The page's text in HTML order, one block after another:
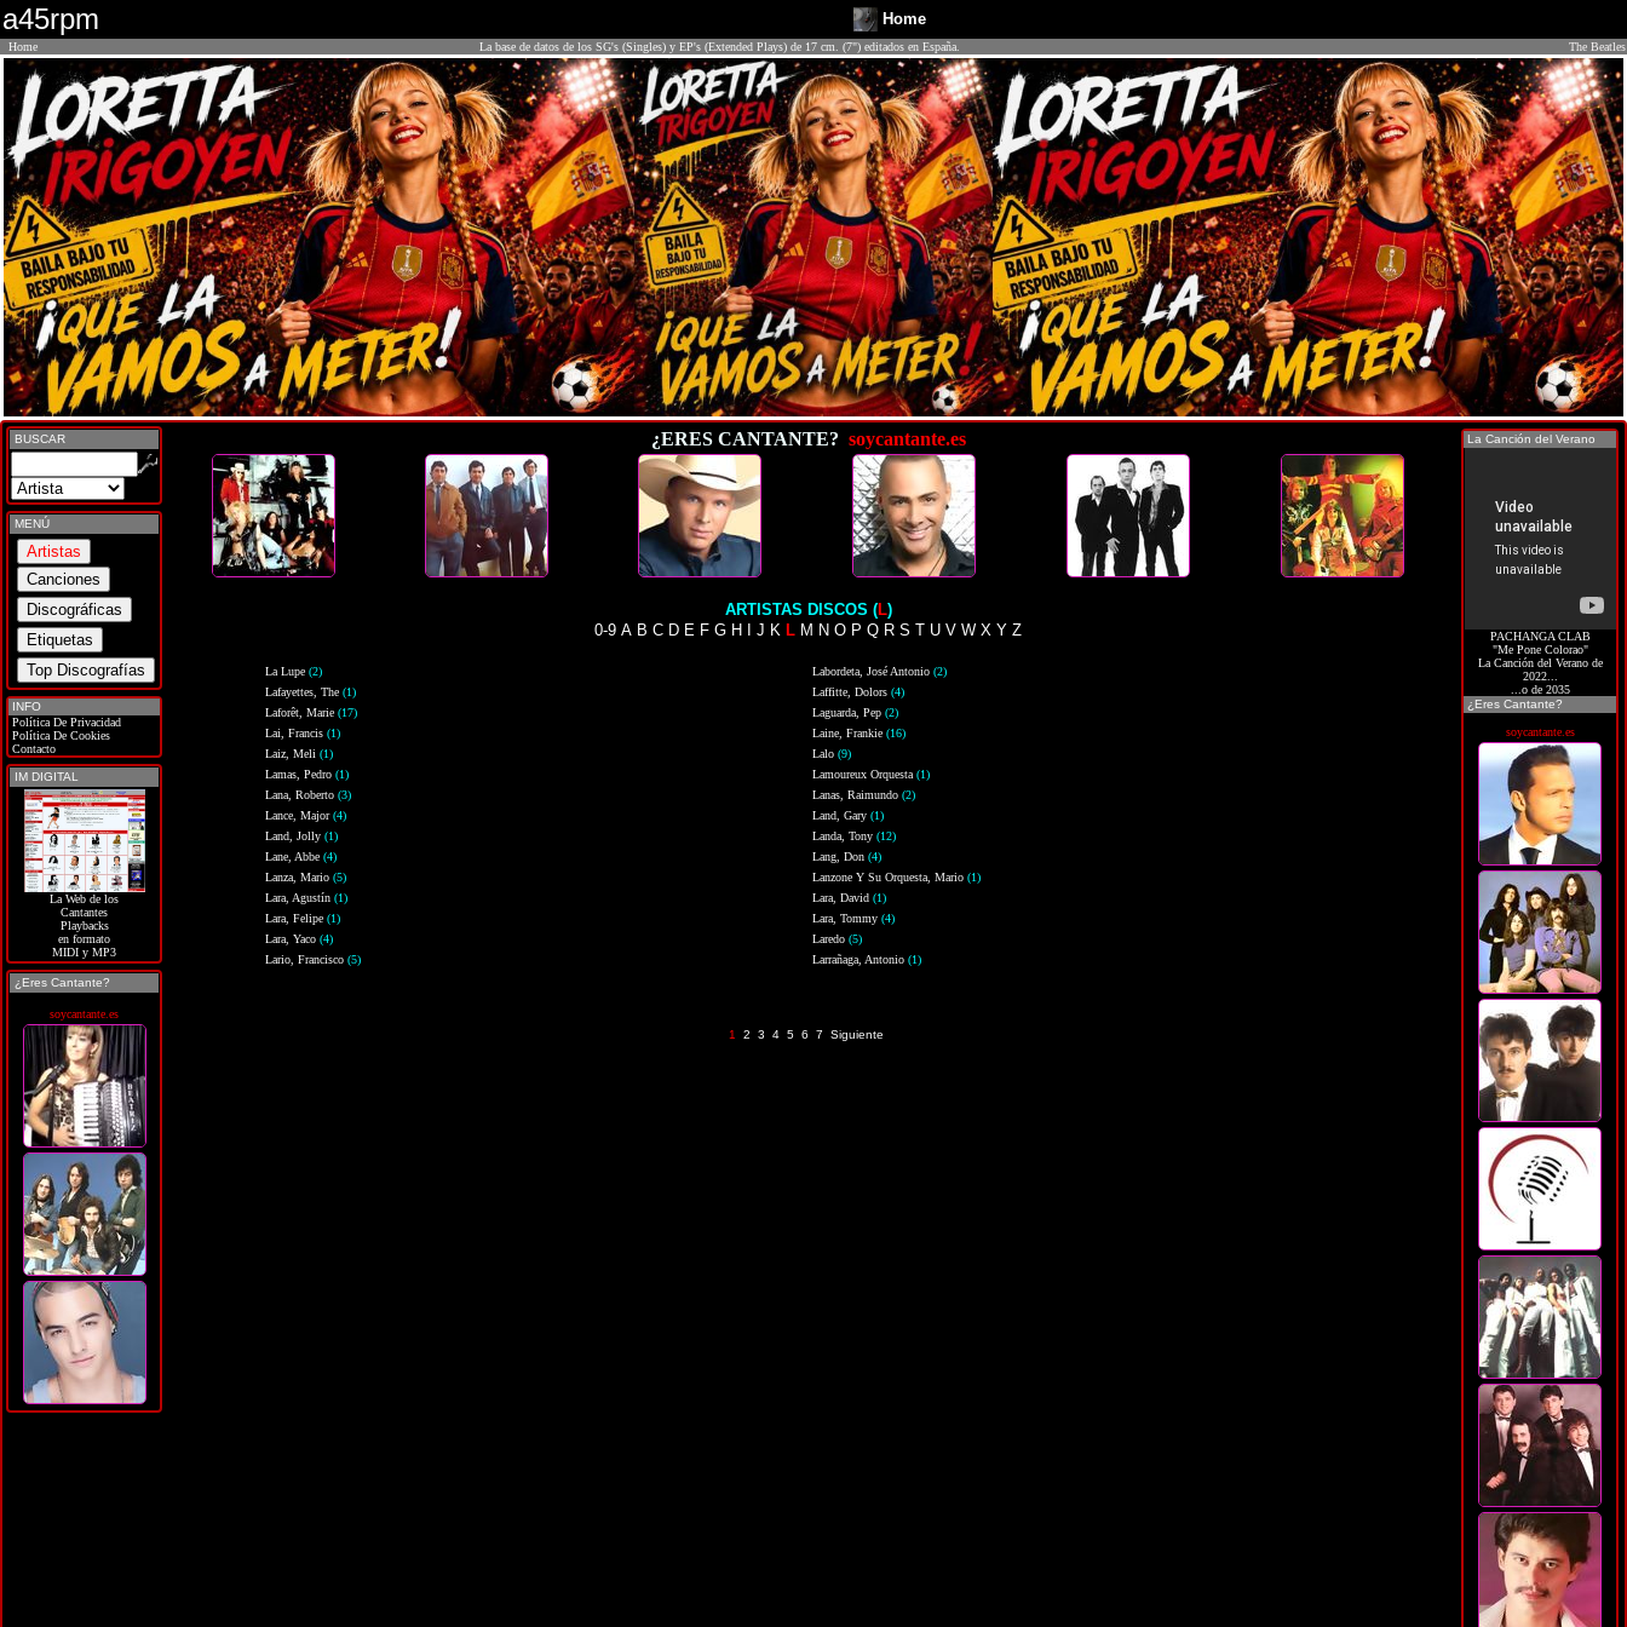
a45rpm Home
Home La base de datos de los SG's (Singles) y EP's (Extended Plays) de 17 cm. (7") editados en España. The Beatles
BUSCAR
MENÚ
INFO
Política De Privacidad
Política De Cookies
Contacto
IM DIGITAL
La Web de los
Cantantes
Playbacks
en formato
MIDI y MP3
¿Eres Cantante?
soycantante.es
¿ERES CANTANTE? soycantante.es
ARTISTAS DISCOS (L)
0-9 A B C D E F G H J K L M N O P Q R S T U V W X Y Z
La Lupe (2) Labordeta, José Antonio (2)
Lafayettes, The (1) Laffitte, Dolors (4)
Laforêt, Marie (17) Laguarda, Pep (2)
Lai, Francis (1) Laine, Frankie (16)
Laiz, Meli (1) Lalo (9)
Lamas, Pedro (1) Lamoureux Orquesta (1)
Lana, Roberto (3) Lanas, Raimundo (2)
Lance, Major(4) Land, Gary (1)
Land, Jolly (1) Landa, Tony (12)
Lane, Abbe (4) Lang, Don (4)
Lanza, Mario (5) Lanzone Y Su Orquesta, Mario (1)
Lara, Agustín (1) Lara, David (1)
Lara, Felipe (1) Lara, Tommy (4)
Lara, Yaco (4) Laredo (5)
Lario, Francisco (5) Larrañaga, Antonio (1)
1 2 3 4 5 6 7 Siguiente
La Canción del Verano
PACHANGA CLAB
"Me Pone Colorao"
La Canción del Verano de
2022...
...o de 2035
¿Eres Cantante?
soycantante.es